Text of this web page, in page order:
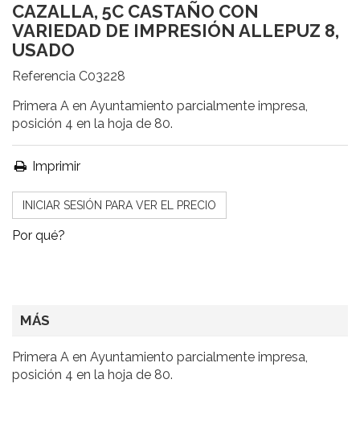
CAZALLA, 5C CASTAÑO CON
VARIEDAD DE IMPRESIÓN ALLEPUZ 8,
USADO
Referencia C03228
Primera A en Ayuntamiento parcialmente impresa,
posición 4 en la hoja de 80.
Imprimir
INICIAR SESIÓN PARA VER EL PRECIO
Por qué?
MÁS
Primera A en Ayuntamiento parcialmente impresa,
posición 4 en la hoja de 80.